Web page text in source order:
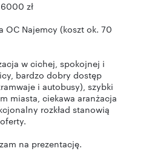
zł
OC Najemcy (koszt ok. 70
w cichej, spokojnej i
bardzo dobry dostęp
i autobusy), szybki
miasta, ciekawa aranżacja
rozkład stanowią
na prezentację.